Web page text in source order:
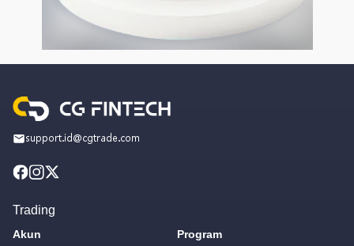
support.id@cgtrade.com
Trading
Akun Program